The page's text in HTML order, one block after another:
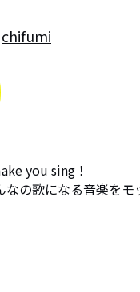
chifumi
you sing！
の歌になる音楽を